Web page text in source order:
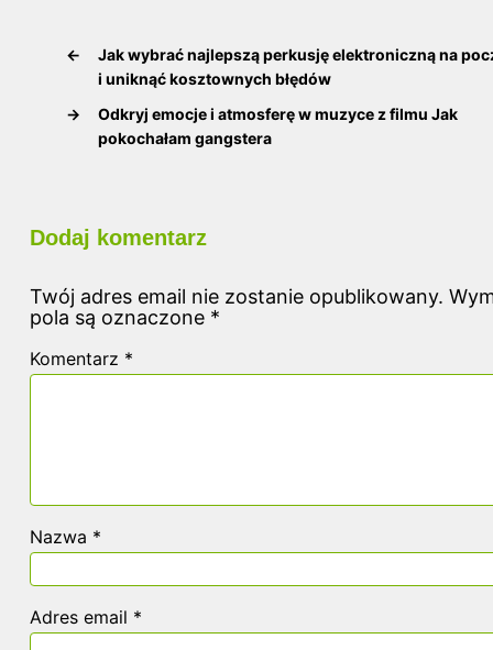
←
Jak wybrać najlepszą perkusję elektroniczną na
i uniknąć kosztownych błędów
→
Odkryj emocje i atmosferę w muzyce z filmu Jak
pokochałam gangstera
Dodaj komentarz
Twój adres email nie zostanie opublikowany.
pola są oznaczone *
Komentarz *
Nazwa *
Adres email *